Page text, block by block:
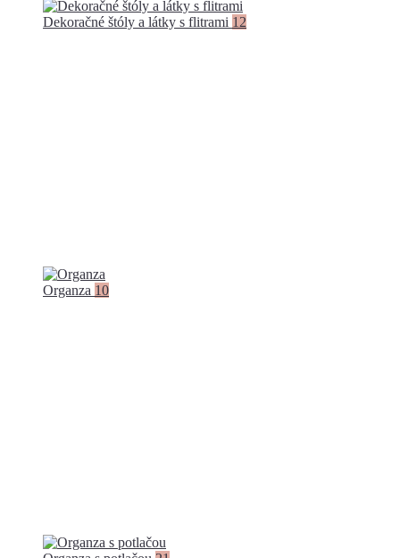
Dekoračné štóly a látky s flitrami 12
Organza 10